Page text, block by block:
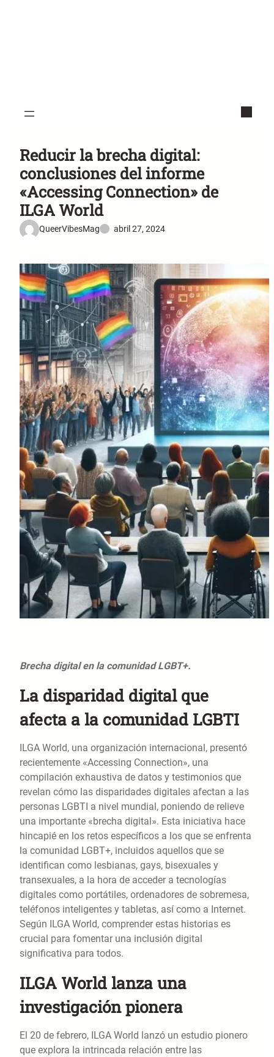
Reducir la brecha digital:
conclusiones del informe
«Accessing Connection» de
ILGA World
QueerVibesMag abril 27, 2024
Brecha digital en la comunidad LGBT+.
La disparidad digital que
afecta a la comunidad LGBTI
ILGA World, una organización internacional, presentó
recientemente «Accessing Connection», una
compilación exhaustiva de datos y testimonios que
revelan cómo las disparidades digitales afectan a las
personas LGBTI a nivel mundial, poniendo de relieve
una importante «brecha digital». Esta iniciativa hace
hincapié en los retos específicos a los que se enfrenta
la comunidad LGBT+, incluidos aquellos que se
identifican como lesbianas, gays, bisexuales y
transexuales, a la hora de acceder a tecnologías
digitales como portátiles, ordenadores de sobremesa,
teléfonos inteligentes y tabletas, así como a Internet.
Según ILGA World, comprender estas historias es
crucial para fomentar una inclusión digital
significativa para todos.
ILGA World lanza una
investigación pionera
El 20 de febrero, ILGA World lanzó un estudio pionero
que explora la intrincada relación entre las